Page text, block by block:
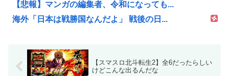
【悲報】マンガの編集者、令和になっても...
海外「日本は戦勝国なんだよ」 戦後の日...
【スマスロ北斗転生2】全6だったらしい
けどこんな出るんだな